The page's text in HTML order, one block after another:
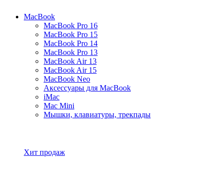
MacBook
MacBook Pro 16
MacBook Pro 15
MacBook Pro 14
MacBook Pro 13
MacBook Air 13
MacBook Air 15
MacBook Neo
Аксессуары для MacBook
iMac
Mac Mini
Мышки, клавиатуры, трекпады
Хит продаж